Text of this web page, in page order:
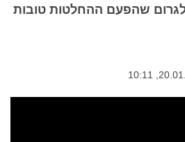
שהפעם ההחלטות טובות